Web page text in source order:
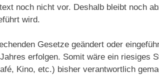
noch nicht vor. Deshalb bleibt noch
wird.
Gesetze geändert oder
erfolgen. Somit wäre ein riesiges
Kino, etc.) bisher verantwortlich